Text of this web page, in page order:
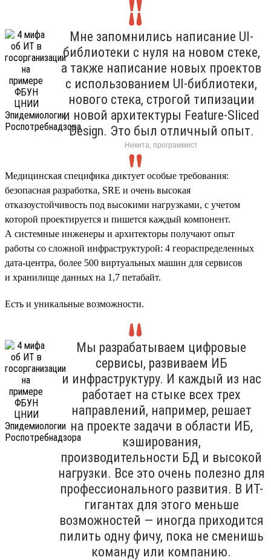
Мне запомнились написание UI-
библиотеки с нуля на новом стеке,
а также написание новых проектов
с использованием UI-библиотеки,
нового стека, строгой типизации
и новой архитектуры Feature-Sliced
Design. Это был отличный опыт.
Никита, программист
Медицинская специфика диктует особые требования:
безопасная разработка, SRE и очень высокая
отказоустойчивость под высокими нагрузками, с учетом
которой проектируется и пишется каждый компонент.
А системные инженеры и архитекторы получают опыт
работы со сложной инфраструктурой: 4 геораспределенных
дата-центра, более 500 виртуальных машин для сервисов
и хранилище данных на 1,7 петабайт.
Есть и уникальные возможности.
Мы разрабатываем цифровые
сервисы, развиваем ИБ
и инфраструктуру. И каждый из нас
работает на стыке всех трех
направлений, например, решает
на проекте задачи в области ИБ,
кэширования,
производительности БД и высокой
нагрузки. Все это очень полезно для
профессионального развития. В ИТ-
гигантах для этого меньше
возможностей — иногда приходится
пилить одну фичу, пока не сменишь
команду или компанию.